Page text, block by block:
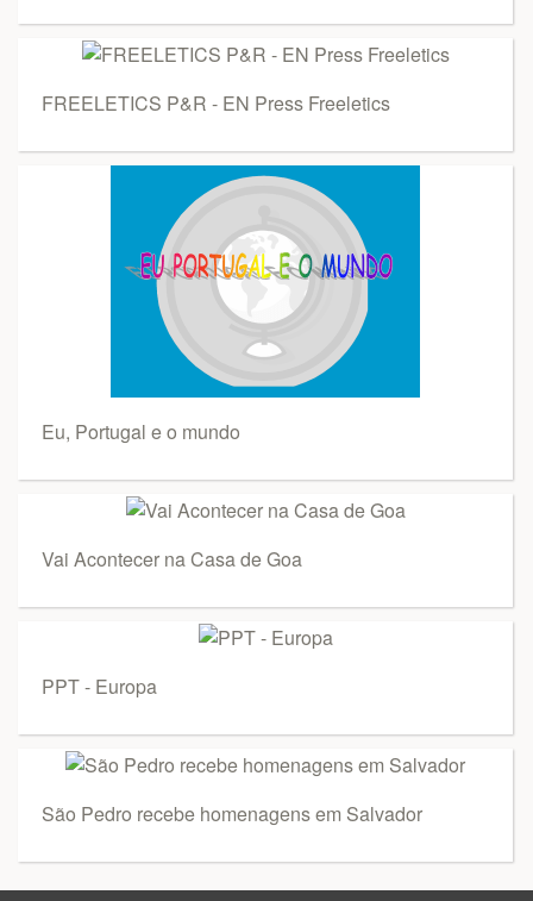
FREELETICS P&R - EN Press Freeletics
Eu, Portugal e o mundo
Vai Acontecer na Casa de Goa
PPT - Europa
São Pedro recebe homenagens em Salvador